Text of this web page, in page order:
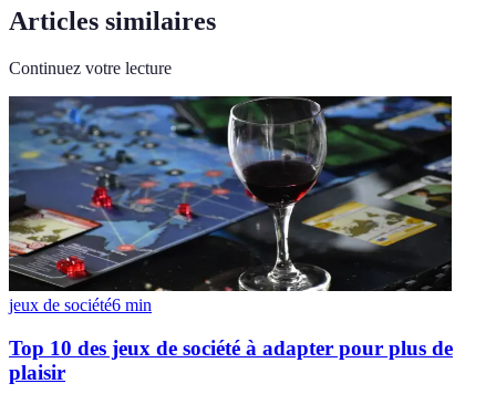
Articles similaires
Continuez votre lecture
jeux de société6 min
Top 10 des jeux de société à adapter pour plus de
plaisir